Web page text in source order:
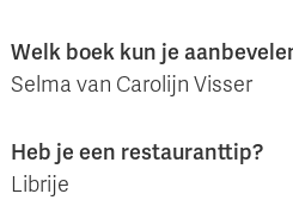
Welk boek kun je
Selma van Carolijn Visser
Heb je een restauranttip?
Librije